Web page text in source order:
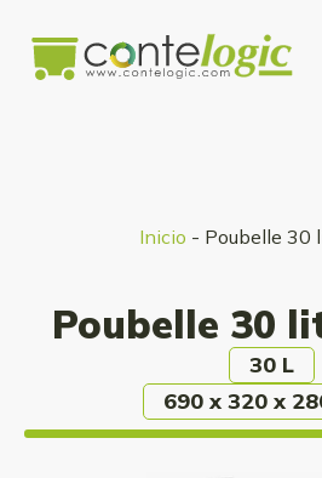
Inicio - Poubelle 30
Poubelle 30
30 L
690 x 320 x